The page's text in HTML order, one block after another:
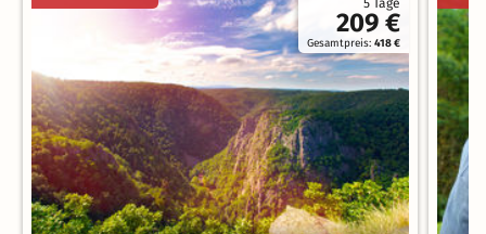
209 €
Gesamtpreis:418 €